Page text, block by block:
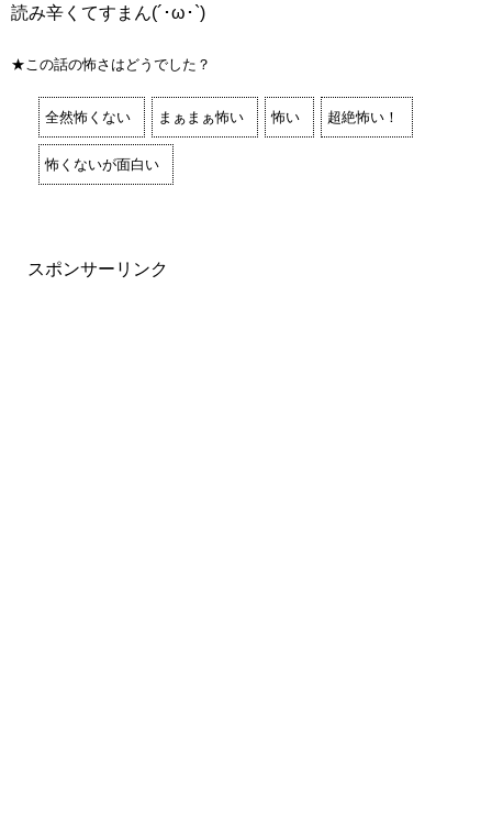
読み辛くてすまん(´･ω･`)
★この話の怖さはどうでした？
全然怖くない まぁまぁ怖い 怖い 超絶怖い！
怖くないが面白い
スポンサーリンク